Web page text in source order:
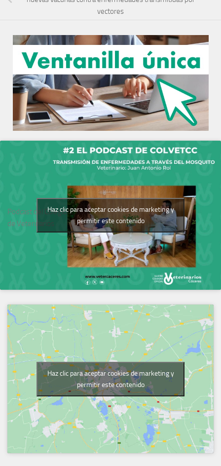
vectores
Podcast del Colegio
de Veterinarios
Haz clic para aceptar cookies de marketing y
permitir este contenido
Haz clic para aceptar cookies de marketing y
permitir este contenido